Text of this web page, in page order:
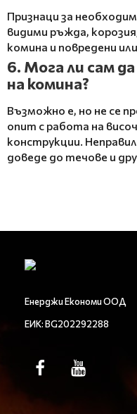
Признаци за
видими ръжда,
комина и повредени
6. Мога ли сам
на комина?
Възможно е, но не се
опит с работа на
конструкции.
доведе до течове и
Енерджи Економи ООД
ЕИК: BG202292288